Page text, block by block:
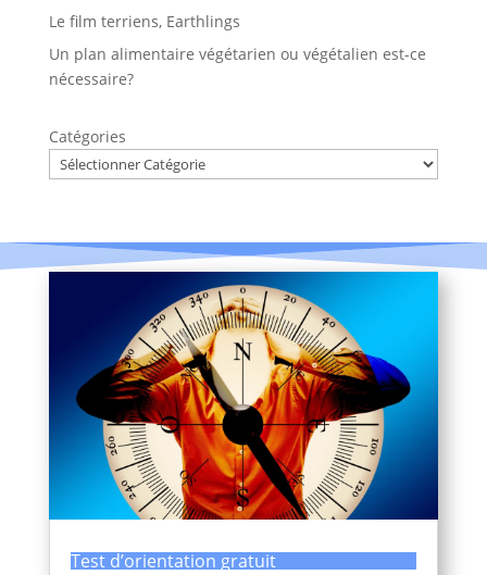
Le film terriens, Earthlings
Un plan alimentaire végétarien ou végétalien est-ce
nécessaire?
Catégories
Test d’orientation gratuit